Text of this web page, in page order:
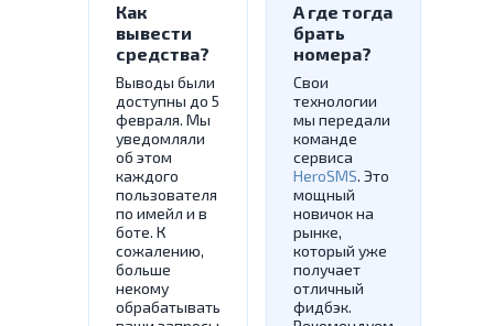
Как
вывести
средства?
Выводы были
доступны до 5
февраля. Мы
уведомляли
об этом
каждого
пользователя
по имейл и в
боте. К
сожалению,
больше
некому
обрабатывать
А где тогда
брать
номера?
Свои
технологии
мы передали
команде
сервиса
HeroSMS. Это
мощный
новичок на
рынке,
который уже
получает
отличный
фидбэк.